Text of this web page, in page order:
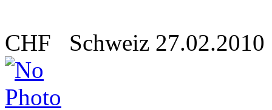
CHF Schweiz 27.02.2010